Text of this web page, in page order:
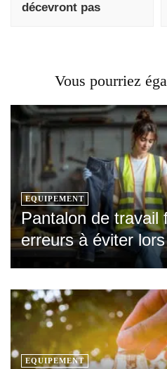
décevront pas
Vous pourriez
EQUIPEMENT
Pantalon de travail
erreurs à éviter lors
EQUIPEMENT